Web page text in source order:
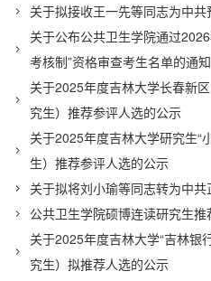
关于拟接收王一先等同志为中
关于公布公共卫生学院通过
考核制”资格审查考生名单的通知
关于2025年度吉林大学长春新
究生）推荐参评人选的公示
关于2025年度吉林大学研究生“
生）推荐参评人选的公示
关于拟将刘小瑜等同志转为中
公共卫生学院硕博连读研究生
关于2025年度吉林大学“吉林银
究生）拟推荐人选的公示